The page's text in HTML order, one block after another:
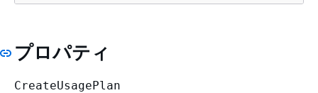
プロパティ
CreateUsagePlan